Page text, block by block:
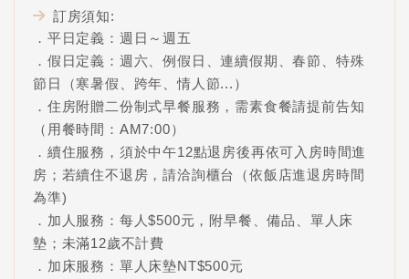
訂房須知:
．平日定義：週日～週五
．假日定義：週六、例假日、連續假期、春節、特殊
節日（寒暑假、跨年、情人節...）
．住房附贈二份制式早餐服務，需素食餐請提前告知
（用餐時間：AM7:00）
．續住服務，須於中午12點退房後再依可入房時間進
房；若續住不退房，請洽詢櫃台（依飯店進退房時間
為準)
．加人服務：每人$500元，附早餐、備品、單人床
墊；未滿12歲不計費
．加床服務：單人床墊NT$500元